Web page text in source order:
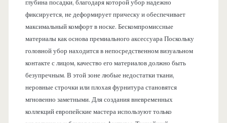
глубина посадки, благодаря которой убор надежно
фиксируется, не деформирует прическу и обеспечивает
максимальный комфорт в носке. Бескомпромиссные
материалы как основа премиального аксессуара Поскольку
головной убор находится в непосредственном визуальном
контакте с лицом, качество его материалов должно быть
безупречным. В этой зоне любые недостатки ткани,
неровные строчки или плохая фурнитура становятся
мгновенно заметными. Для создания вневременных
коллекций европейские мастера используют только